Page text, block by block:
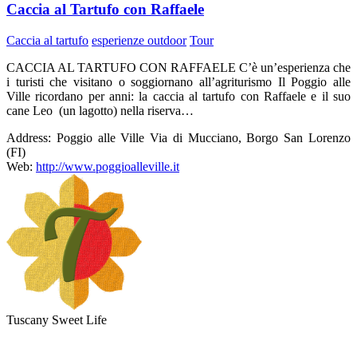
Caccia al Tartufo con Raffaele
Caccia al tartufo esperienze outdoor Tour
CACCIA AL TARTUFO CON RAFFAELE C’è un’esperienza che
i turisti che visitano o soggiornano all’agriturismo Il Poggio alle
Ville ricordano per anni: la caccia al tartufo con Raffaele e il suo
cane Leo (un lagotto) nella riserva…
Address: Poggio alle Ville Via di Mucciano, Borgo San Lorenzo
(FI)
Web: http://www.poggioalleville.it
Tuscany Sweet Life